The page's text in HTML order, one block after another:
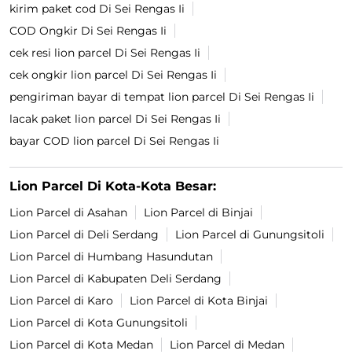
kirim paket cod Di Sei Rengas Ii
COD Ongkir Di Sei Rengas Ii
cek resi lion parcel Di Sei Rengas Ii
cek ongkir lion parcel Di Sei Rengas Ii
pengiriman bayar di tempat lion parcel Di Sei Rengas Ii
lacak paket lion parcel Di Sei Rengas Ii
bayar COD lion parcel Di Sei Rengas Ii
Lion Parcel Di Kota-Kota Besar:
Lion Parcel di Asahan
Lion Parcel di Binjai
Lion Parcel di Deli Serdang
Lion Parcel di Gunungsitoli
Lion Parcel di Humbang Hasundutan
Lion Parcel di Kabupaten Deli Serdang
Lion Parcel di Karo
Lion Parcel di Kota Binjai
Lion Parcel di Kota Gunungsitoli
Lion Parcel di Kota Medan
Lion Parcel di Medan